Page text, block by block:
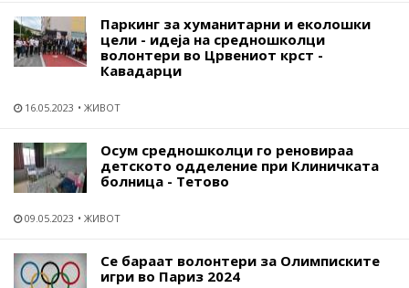
Паркинг за хуманитарни и еколошки
цели - идеја на средношколци
волонтери во Црвениот крст -
Кавадарци
16.05.2023 ЖИВОТ
Осум средношколци го реновираа
детското одделение при Клиничката
болница - Тетово
09.05.2023 ЖИВОТ
Се бараат волонтери за Олимписките
игри во Париз 2024